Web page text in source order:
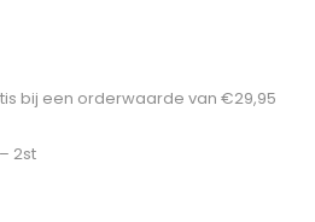
bij een orderwaarde van €29,95
2st